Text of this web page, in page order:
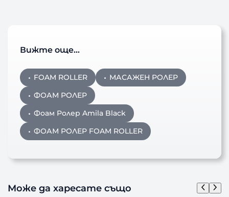
Вижте още…
FOAM ROLLER
МАСАЖЕН РОЛЕР
ФОАМ РОЛЕР
Фоам Ролер Amila Black
ФОАМ РОЛЕР FOAM ROLLER
Може да харесате също